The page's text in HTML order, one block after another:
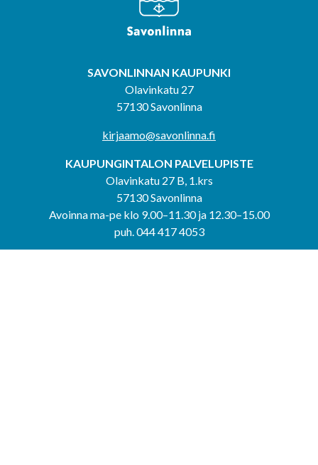
SAVONLINNAN KAUPUNKI
Olavinkatu 27
57130 Savonlinna
kirjaamo@savonlinna.fi
KAUPUNGINTALON PALVELUPISTE
Olavinkatu 27 B, 1.krs
57130 Savonlinna
Avoinna ma-pe klo 9.00–11.30 ja 12.30–15.00
puh. 044 417 4053